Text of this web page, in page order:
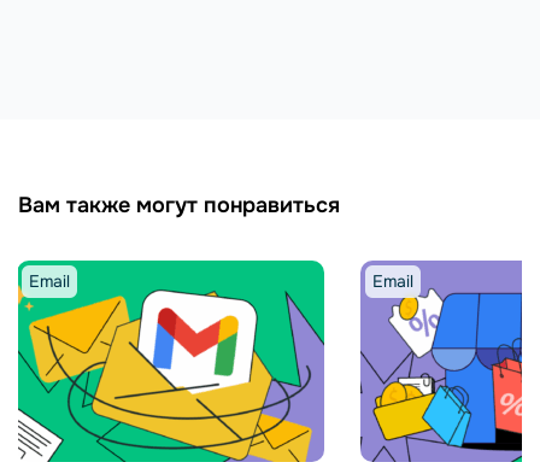
Вам также могут понравиться
Email Email